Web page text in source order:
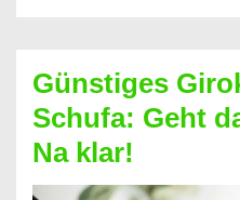
dabei
profitieren
–
So
Günstiges
Schufa: Geht
Na klar!